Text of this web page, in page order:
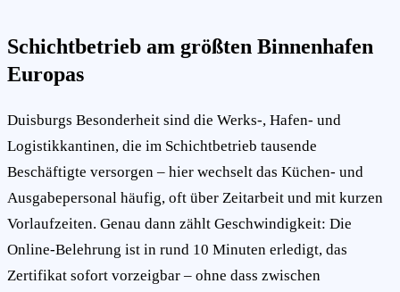
Schichtbetrieb am größten Binnenhafen
Europas
Duisburgs Besonderheit sind die Werks-, Hafen- und
Logistikkantinen, die im Schichtbetrieb tausende
Beschäftigte versorgen – hier wechselt das Küchen- und
Ausgabepersonal häufig, oft über Zeitarbeit und mit kurzen
Vorlaufzeiten. Genau dann zählt Geschwindigkeit: Die
Online-Belehrung ist in rund 10 Minuten erledigt, das
Zertifikat sofort vorzeigbar – ohne dass zwischen